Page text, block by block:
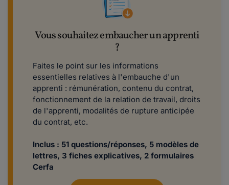
Vous souhaitez embaucher un apprenti
?
Faites le point sur les informations
essentielles relatives à l'embauche d'un
apprenti : rémunération, contenu du contrat,
fonctionnement de la relation de travail, droits
de l'apprenti, modalités de rupture anticipée
du contrat, etc.
Inclus : 51 questions/réponses, 5 modèles de
lettres, 3 fiches explicatives, 2 formulaires
Cerfa